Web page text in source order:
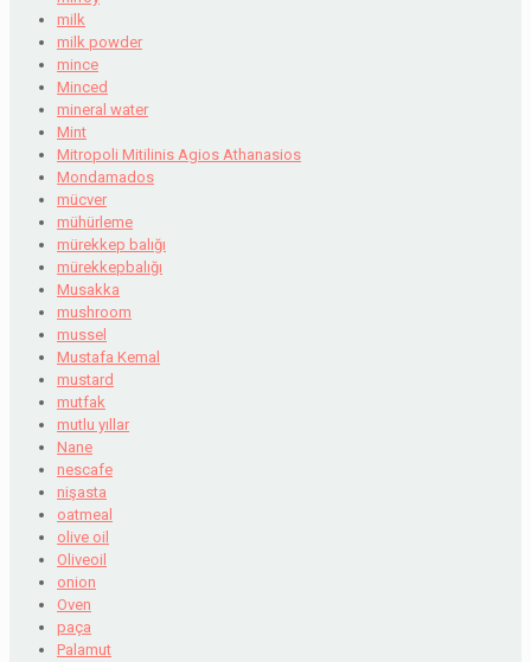
milk
milk powder
mince
Minced
mineral water
Mint
Mitropoli Mitilinis Agios Athanasios
Mondamados
mücver
mühürleme
mürekkep balığı
mürekkepbalığı
Musakka
mushroom
mussel
Mustafa Kemal
mustard
mutfak
mutlu yıllar
Nane
nescafe
nişasta
oatmeal
olive oil
Oliveoil
onion
Oven
paça
Palamut